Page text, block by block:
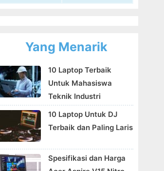
Yang Menarik
10 Laptop Terbaik
Untuk Mahasiswa
Teknik Industri
10 Laptop Untuk DJ
Terbaik dan Paling Laris
Spesifikasi dan Harga